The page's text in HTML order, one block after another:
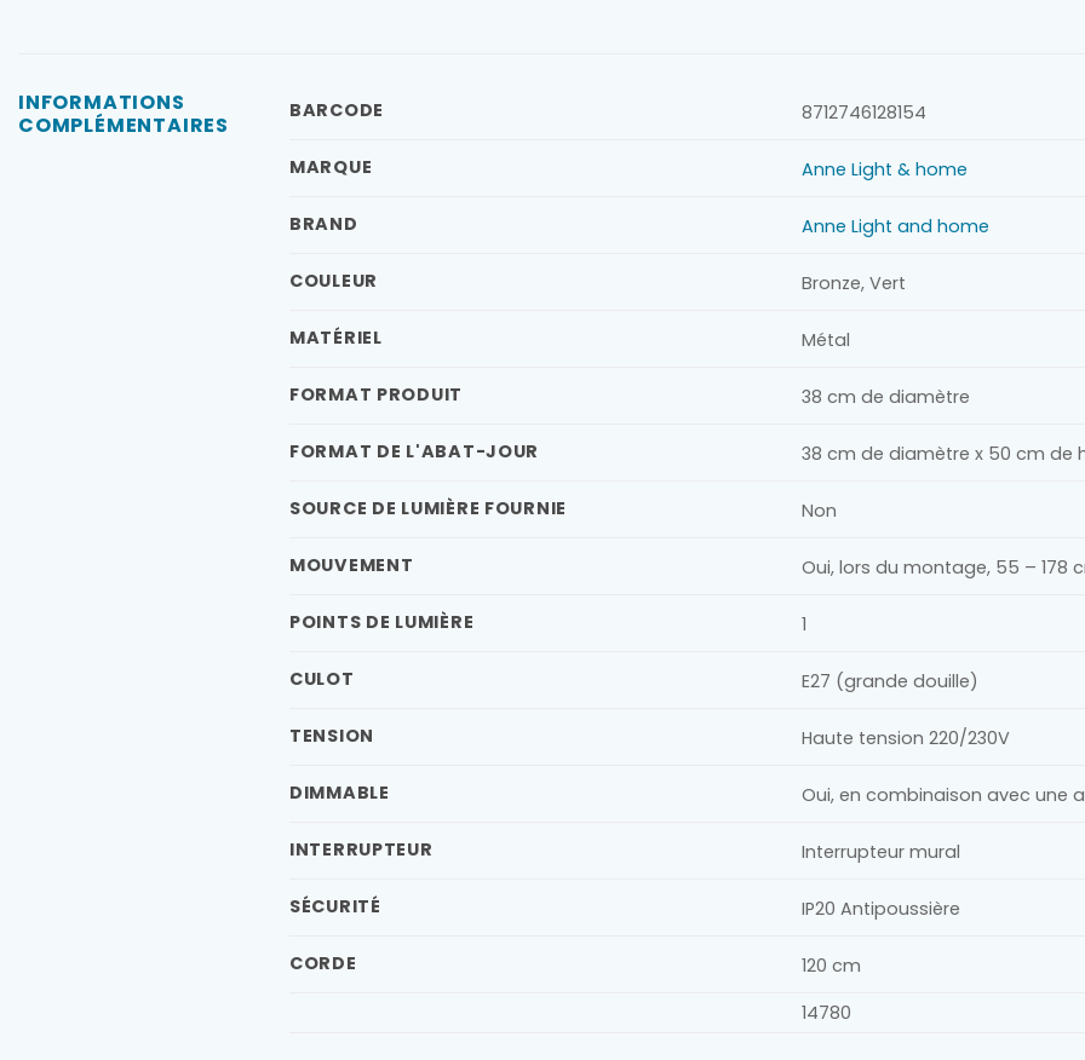
INFORMATIONS
COMPLÉMENTAIRES
BARCODE 8712746128154
MARQUE Anne Light & home
BRAND Anne Light and home
COULEUR Bronze, Vert
MATÉRIEL Métal
FORMAT PRODUIT 38 cm de diamètre
FORMAT DE L'ABAT-JOUR 38 cm de diamètre x 50 cm de
SOURCE DE LUMIÈRE FOURNIE Non
MOUVEMENT Oui, lors du montage, 55 – 178
POINTS DE LUMIÈRE 1
CULOT E27 (grande douille)
TENSION Haute tension 220/230V
DIMMABLE Oui, en combinaison avec une
INTERRUPTEUR Interrupteur mural
SÉCURITÉ IP20 Antipoussière
CORDE
120 cm
14780